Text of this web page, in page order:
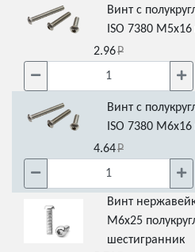
Винт с
ISO 7380
2.96
Винт с
ISO 7380
4.64
Винт
М6х25
шестигранник